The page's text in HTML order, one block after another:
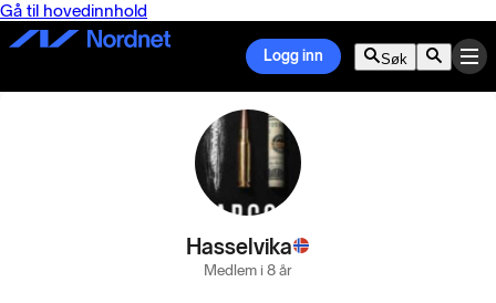
Gå til hovedinnhold
Logg inn Søk
Hasselvika
Medlem i 8 år